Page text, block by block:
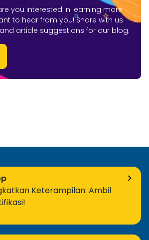
you interested in learning more
to hear from you! Share with us
article suggestions for our blog.
Keterampilan: Ambil